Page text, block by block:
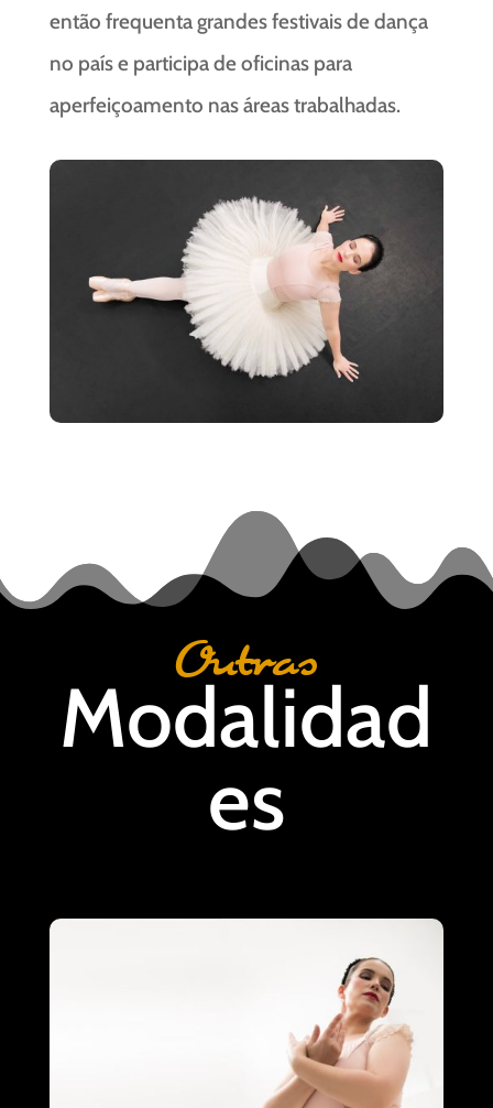
então frequenta grandes festivais de dança
no país e participa de oficinas para
aperfeiçoamento nas áreas trabalhadas.
Outras
Modalidad
es